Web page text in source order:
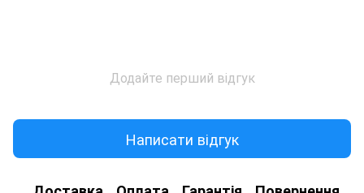
Додайте перший відгук
Написати відгук